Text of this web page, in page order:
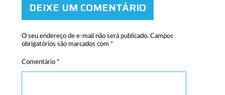
DEIXE UM COMENTÁRIO
O seu endereço de e-mail não será publicado. Campos
obrigatórios são marcados com *
Comentário *